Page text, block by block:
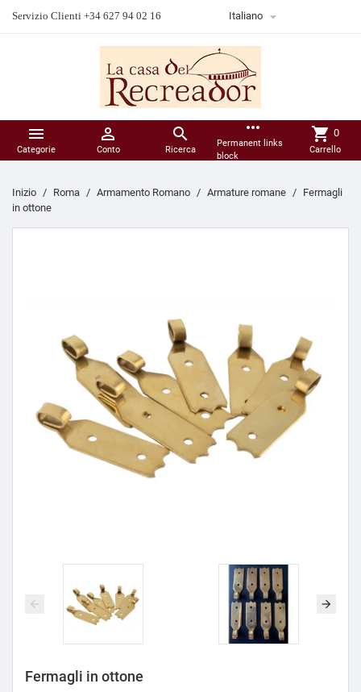
Servizio Clienti +34 627 94 02 16 Italiano 

Categorie

Conto

Ricerca
more_horiz
Permanent links
block
shopping_cart 0
Carrello
Inizio Roma Armamento Romano Armature romane
Fermagli
in ottone
Fermagli in ottone